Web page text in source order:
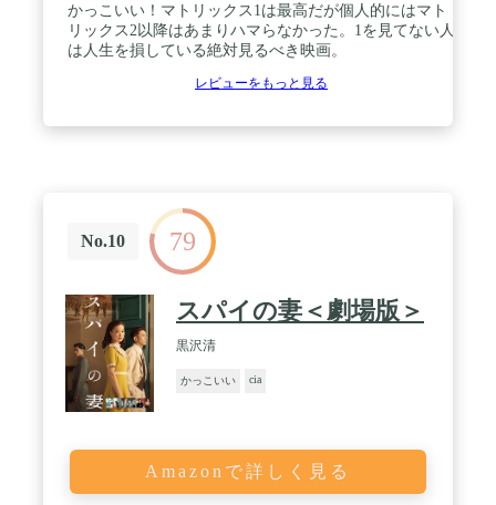
かっこいい！マトリックス1は最高だが個人的にはマト
リックス2以降はあまりハマらなかった。1を見てない人
は人生を損している絶対見るべき映画。
レビューをもっと見る
No.10 79
スパイの妻＜劇場版＞
黒沢清
かっこいい cia
Amazonで詳しく見る